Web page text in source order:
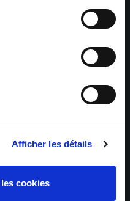
Afficher les détails
cookies